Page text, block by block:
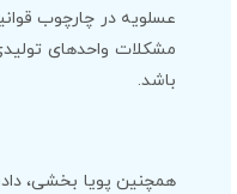
عسلویه در چارچوب
مشکلات واحدهای
باشد.
همچنین پویا بخشی،